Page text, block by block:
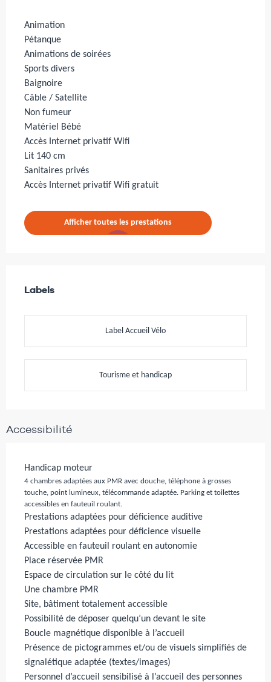
Animation
Pétanque
Animations de soirées
Sports divers
Baignoire
Câble / Satellite
Non fumeur
Matériel Bébé
Accès Internet privatif Wifi
Lit 140 cm
Sanitaires privés
Accès Internet privatif Wifi gratuit
Afficher toutes les prestations
Labels
Labels
Label Accueil Vélo
Tourisme et handicap
Accessibilité
Handicap moteur
4 chambres adaptées aux PMR avec douche, téléphone à grosses
touche, point lumineux, télécommande adaptée. Parking et toilettes
accessibles en fauteuil roulant.
Prestations adaptées pour déficience auditive
Prestations adaptées pour déficience visuelle
Accessible en fauteuil roulant en autonomie
Place réservée PMR
Espace de circulation sur le côté du lit
Une chambre PMR
Site, bâtiment totalement accessible
Possibilité de déposer quelqu’un devant le site
Boucle magnétique disponible à l’accueil
Présence de pictogrammes et/ou de visuels simplifiés de
signalétique adaptée (textes/images)
Personnel d’accueil sensibilisé à l’accueil des personnes